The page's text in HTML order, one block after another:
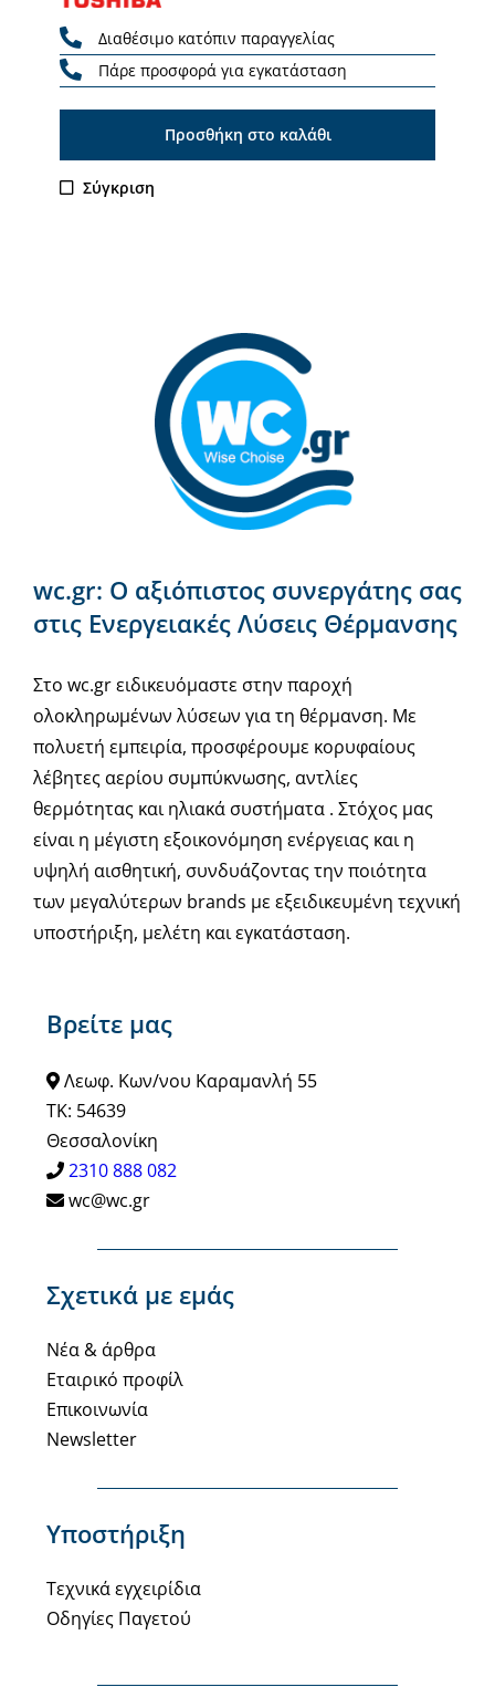
Διαθέσιμο κατόπιν παραγγελίας
Πάρε προσφορά για εγκατάσταση
Προσθήκη στο καλάθι
Σύγκριση
Βρείτε μας
Λεωφ. Κων/νου Καραμανλή 55
ΤΚ: 54639
Θεσσαλονίκη
2310 888 082
wc@wc.gr
Σχετικά με εμάς
Νέα & άρθρα
Εταιρικό προφίλ
Επικοινωνία
Newsletter
Υποστήριξη
Τεχνικά εγχειρίδια
Οδηγίες Παγετού
wc.gr: Ο αξιόπιστος συνεργάτης σας
στις Ενεργειακές Λύσεις Θέρμανσης
Στο wc.gr ειδικευόμαστε στην παροχή
ολοκληρωμένων λύσεων για τη θέρμανση. Με
πολυετή εμπειρία, προσφέρουμε κορυφαίους
λέβητες αερίου συμπύκνωσης, αντλίες
θερμότητας και ηλιακά συστήματα . Στόχος μας
είναι η μέγιστη εξοικονόμηση ενέργειας και η
υψηλή αισθητική, συνδυάζοντας την ποιότητα
των μεγαλύτερων brands με εξειδικευμένη τεχνική
υποστήριξη, μελέτη και εγκατάσταση.